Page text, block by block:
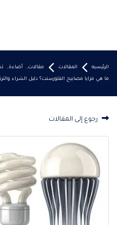
الرئيسيه المقالات مقالات, أضاءة,
ما هي مزايا مصابيح الفلورسنت؟ دليل الشراء والتركيب
رجوع إلى المقالات